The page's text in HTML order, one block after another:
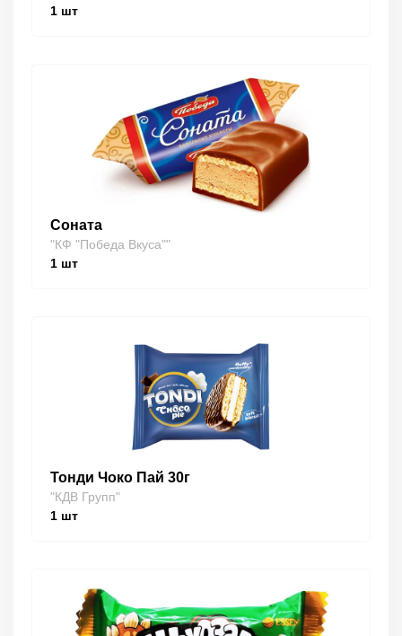
1 шт
Соната
"КФ "Победа Вкуса""
1 шт
Тонди Чоко Пай 30г
"КДВ Групп"
1 шт